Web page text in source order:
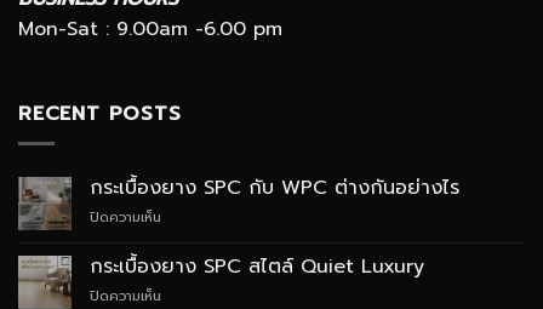
Mon-Sat : 9.00am -6.00 pm
RECENT POSTS
กระเบื้องยาง SPC กับ WPC ต่างกันอย่างไร
ปิดความเห็น
ยาง
SPC
กระเบื้องยาง SPC สไตล์ Quiet Luxury
ปิดความเห็น